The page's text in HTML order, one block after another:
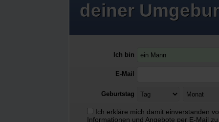
deiner
Ich bin
E-Mail
Geburtstag
Ich erkläre mich damit einverstanden
Informationen und Angebote per E-Mail